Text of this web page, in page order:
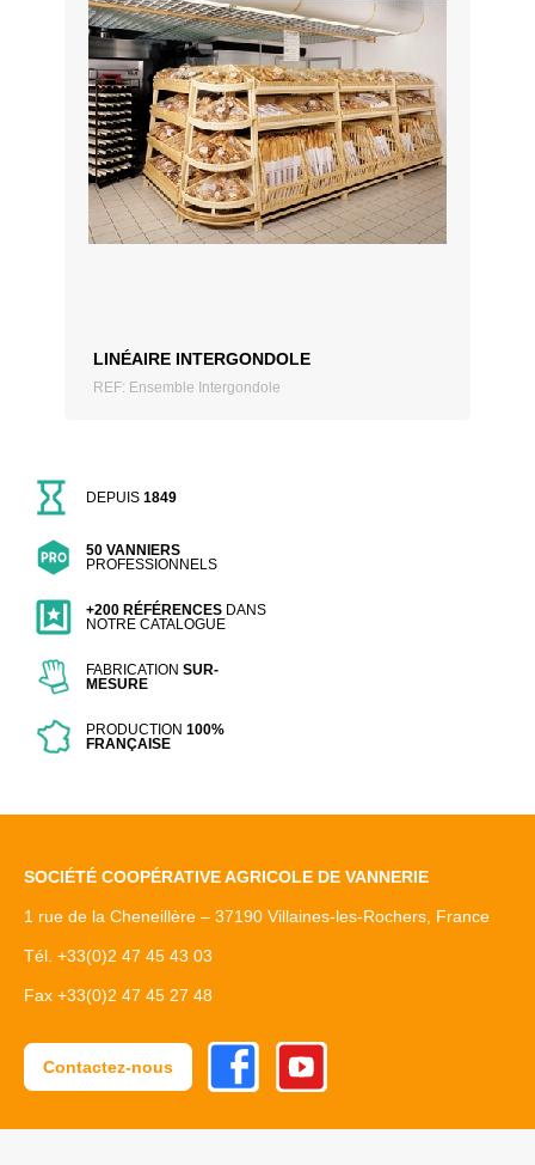
LINÉAIRE INTERGONDOLE
REF: Ensemble Intergondole
AJOUTER AU DEVIS
DEPUIS1849
50 VANNIERS
PROFESSIONNELS
+200 RÉFÉRENCES DANS
NOTRE CATALOGUE
FABRICATIONSUR-
MESURE
PRODUCTION100%
FRANÇAISE
SOCIÉTÉ COOPÉRATIVE AGRICOLE DE VANNERIE
1 rue de la Cheneillère – 37190 Villaines-les-Rochers, France
Tél. +33(0)2 47 45 43 03
Fax +33(0)2 47 45 27 48
Contactez-nous
FacebookYoutube